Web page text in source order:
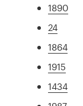
1890
24
1864
1915
1434